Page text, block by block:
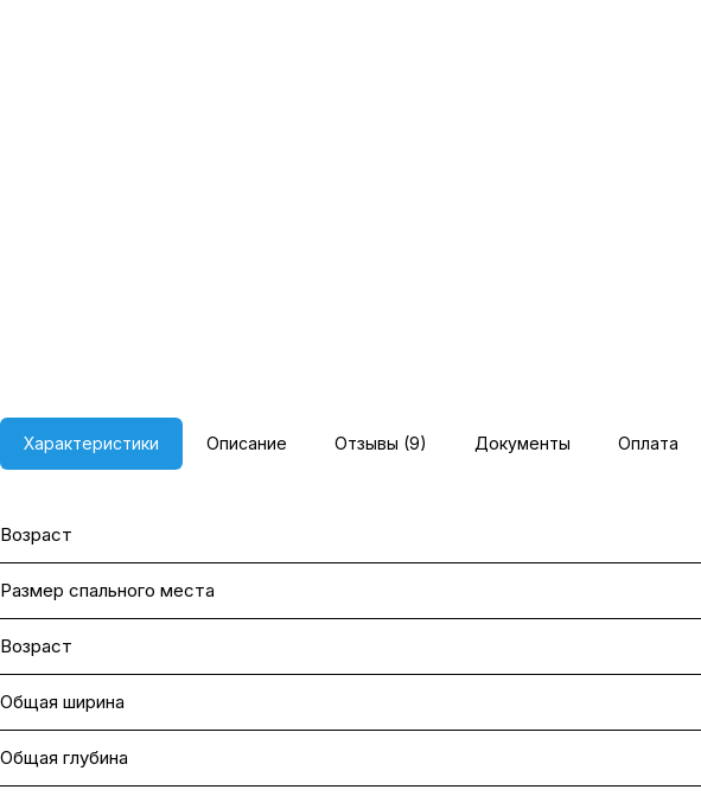
Характеристики Описание Отзывы (9) Документы Оплата
Возраст
Размер спального места
Возраст
Общая ширина
Общая глубина